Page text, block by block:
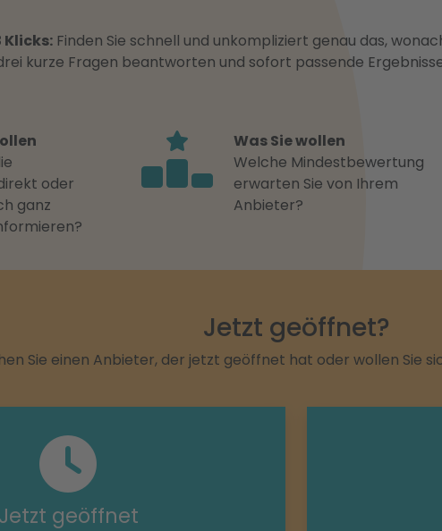
Finden Sie schnell und unkompliziert genau das,
kurze Fragen beantworten und sofort passende
oder
ganz
Was Sie wollen
Welche Mindestbewertung
erwarten Sie von Ihrem
Anbieter?
Jetzt geöffnet?
Sie einen Anbieter, der jetzt geöffnet hat oder wollen Sie
Jetzt geöffnet